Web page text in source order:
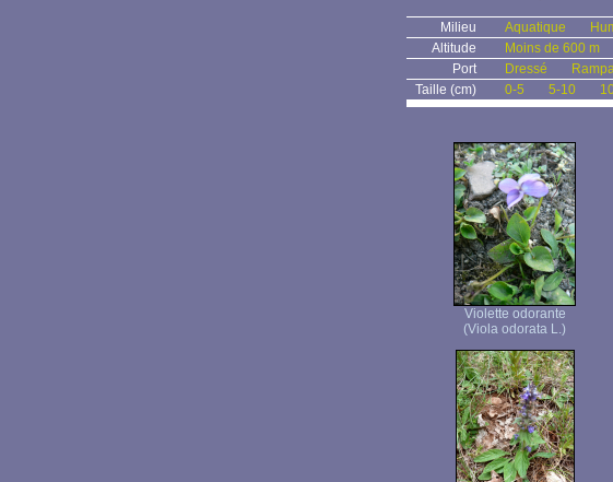
Milieu Aquatique
Altitude
Moins de 600 m
Port
Dressé
Taille (cm)
0-5 5-10
Violette odorante
(Viola odorata L.)